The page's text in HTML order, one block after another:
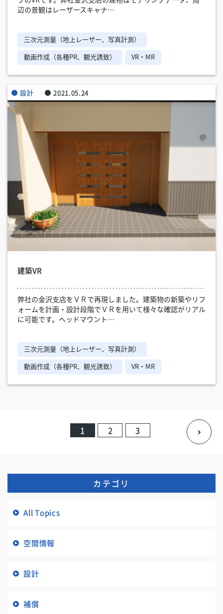
辺の景観はレーザースキャナ…
三次元測量（地上レーザー、写真計測）
動画作成（各種PR、観光誘致） VR・MR
設計 2021.05.24
建築VR
弊社の金沢支店をＶＲで再現しました。建築物の新築やリフ
ォームを計画・設計段階でＶＲを用いて様々な確認がリアル
に可能です。ヘッドマウント…
三次元測量（地上レーザー、写真計測）
動画作成（各種PR、観光誘致） VR・MR
1 2 3
カテゴリ
All Topics
空間情報
設計
補償